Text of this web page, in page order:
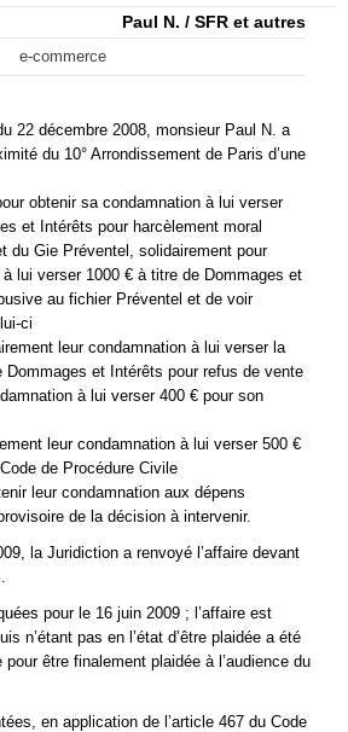
Paul N. / SFR et autres
e-commerce
22 décembre 2008, monsieur Paul N. a
du 10° Arrondissement de Paris d’une
obtenir sa condamnation à lui verser
et Intérêts pour harcèlement moral
du Gie Préventel, solidairement pour
lui verser 1000 € à titre de Dommages et
au fichier Préventel et de voir
ci
leur condamnation à lui verser la
et Intérêts pour refus de vente
à lui verser 400 € pour son
leur condamnation à lui verser 500 €
de Procédure Civile
leur condamnation aux dépens
de la décision à intervenir.
la Juridiction a renvoyé l’affaire devant
pour le 16 juin 2009 ; l’affaire est
n’étant pas en l’état d’être plaidée a été
être finalement plaidée à l’audience du
en application de l’article 467 du Code